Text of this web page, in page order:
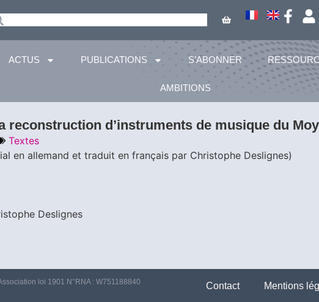
ACTUS PUBLICATIONS S’ABONNER
AMBITIONS
reconstruction d’instruments de musique du
Textes
en allemand et traduit en français par Christophe Deslignes)
Deslignes
loi 1901 N°RNA : W751188840 Contact Mentions